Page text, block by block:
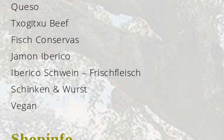
Queso
Txogitxu Beef
Fisch Conservas
Jamon Iberico
Iberico Schwein – Frischfleisch
Schinken & Wurst
Vegan